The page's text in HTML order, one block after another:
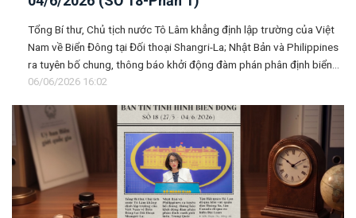
Tổng Bí thư, Chủ tịch nước Tô Lâm khẳng định lập trường của Việt
Nam về Biển Đông tại Đối thoại Shangri-La; Nhật Bản và Philippines
ra tuyên bố chung, thông báo khởi động đàm phán phân định biển...
06/06/2026 16:02